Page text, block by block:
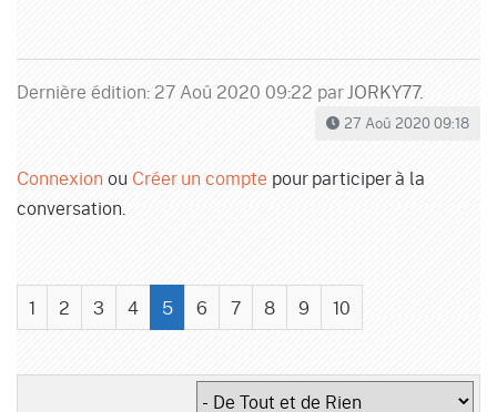
Dernière édition: 27 Aoû 2020 09:22 parJORKY77.
27 Aoû 2020 09:18
Connexionou Créer un compte pour participer à la
conversation.
1 2 3 4 5 6 7 8 9 10